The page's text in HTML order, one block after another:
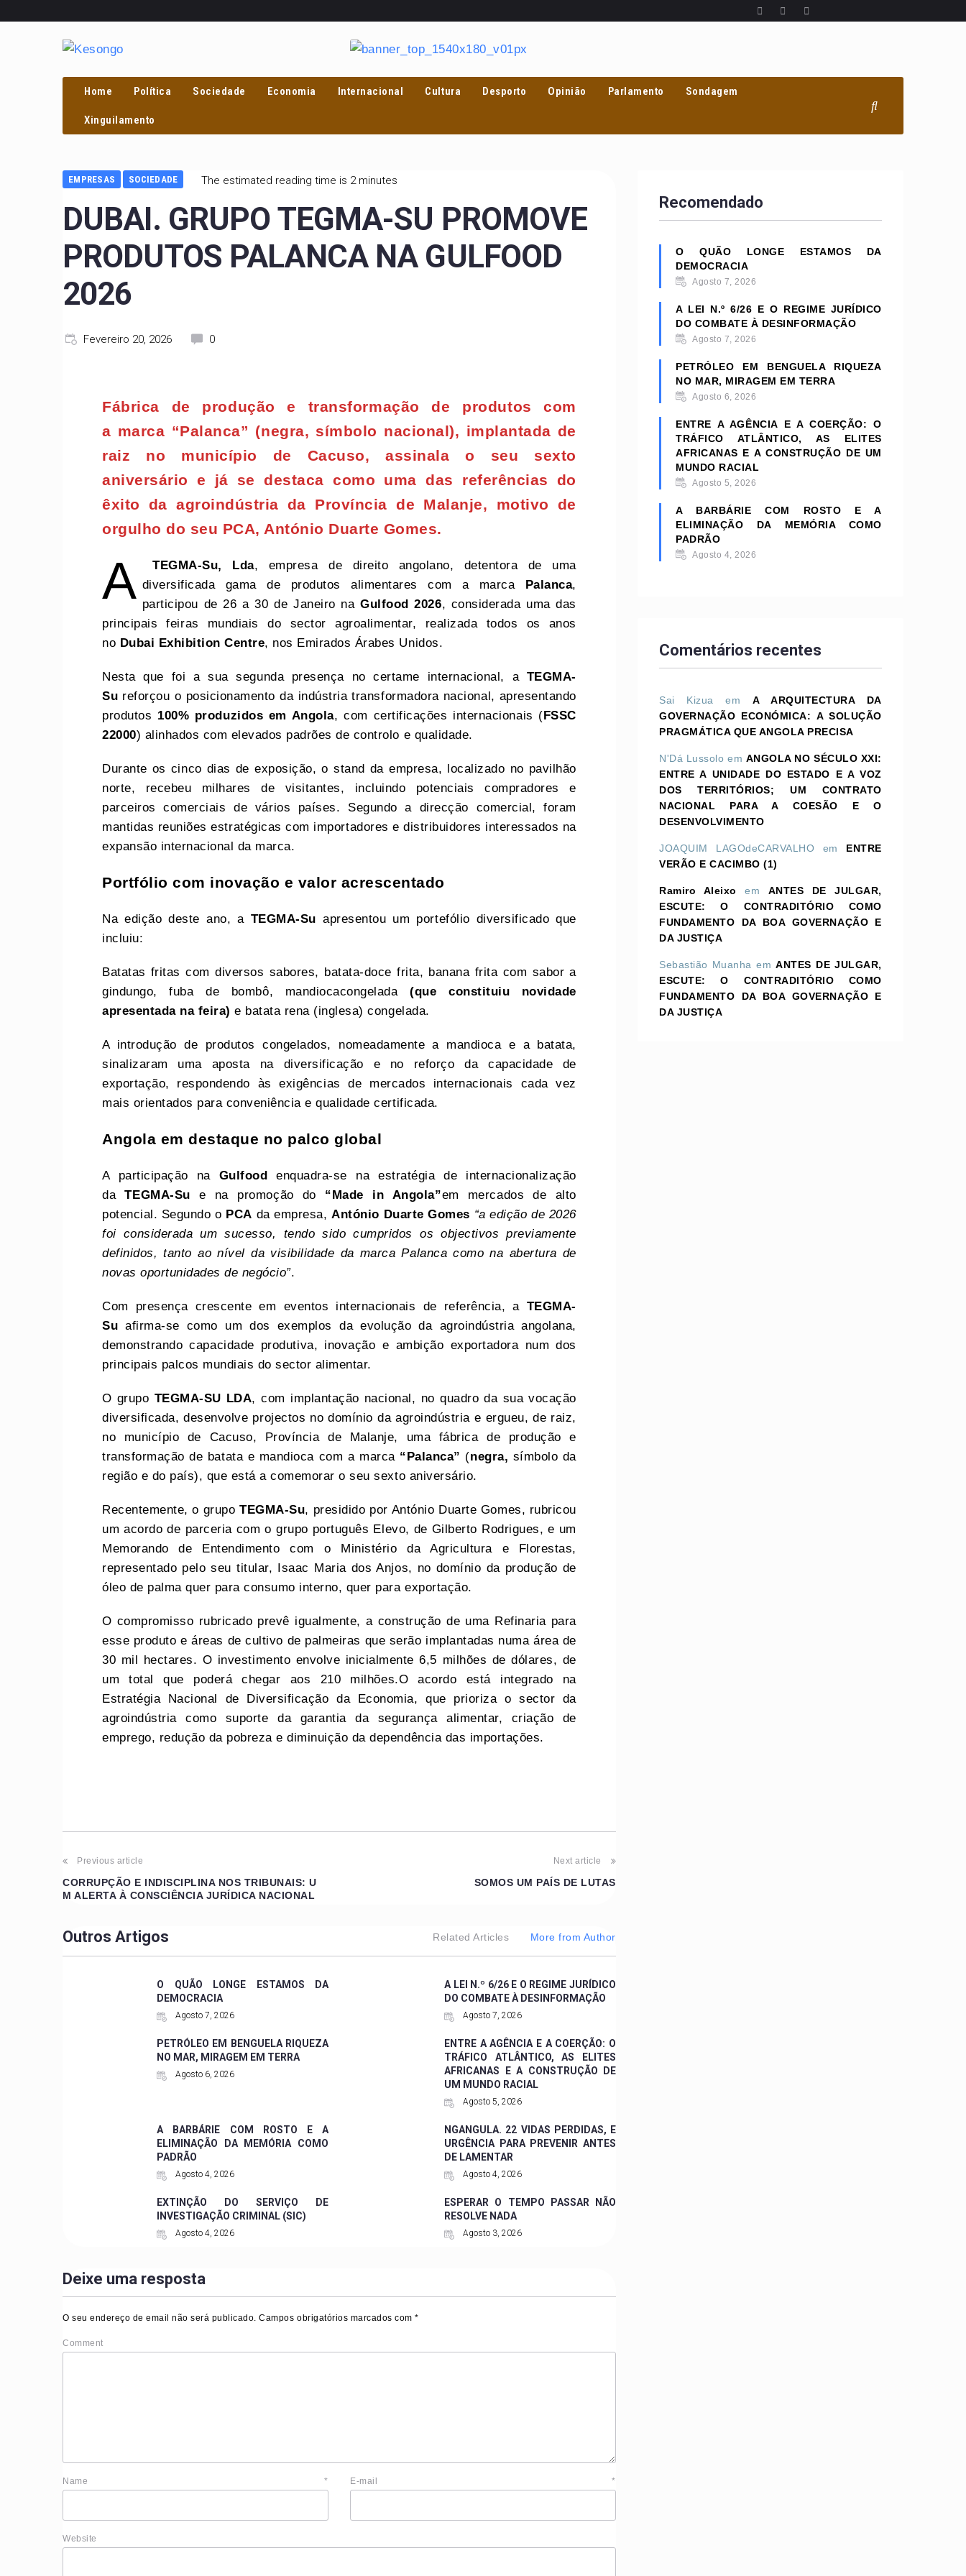
Home Política Sociedade Economia Internacional Cultura Desporto Opinião Parlamento Sondagem
Xinguilamento
EMPRESAS SOCIEDADE The estimated reading time is 2 minutes
DUBAI. GRUPO TEGMA-SU PROMOVE
PRODUTOS PALANCA NA GULFOOD
2026
Fevereiro 20, 2026 0
Fábrica de produção e transformação de produtos com
a marca “Palanca” (negra, símbolo nacional), implantada de
raiz no município de Cacuso, assinala o seu sexto
aniversário e já se destaca como uma das referências do
êxito da agroindústria da Província de Malanje, motivo de
orgulho do seu PCA, António Duarte Gomes.
A TEGMA-Su, Lda, empresa de direito angolano, detentora de uma
diversificada gama de produtos alimentares com a marca Palanca,
participou de 26 a 30 de Janeiro naGulfood 2026, considerada uma das
principais feiras mundiais do sector agroalimentar, realizada todos os anos
no Dubai Exhibition Centre, nos Emirados Árabes Unidos.
Nesta que foi a sua segunda presença no certame internacional, a TEGMA-
Su reforçou o posicionamento da indústria transformadora nacional, apresentando
produtos 100% produzidos em Angola, com certificações internacionais (FSSC
22000) alinhados com elevados padrões de controlo e qualidade.
Durante os cinco dias de exposição, o stand da empresa, localizado no pavilhão
norte, recebeu milhares de visitantes, incluindo potenciais compradores e
parceiros comerciais de vários países. Segundo a direcção comercial, foram
mantidas reuniões estratégicas com importadores e distribuidores interessados na
expansão internacional da marca.
Portfólio com inovação e valor acrescentado
Na edição deste ano, a TEGMA-Su apresentou um portefólio diversificado que
incluiu:
Batatas fritas com diversos sabores, batata-doce frita, banana frita com sabor a
gindungo, fuba de bombô, mandiocacongelada(que constituiu novidade
apresentada na feira) e batata rena (inglesa) congelada.
A introdução de produtos congelados, nomeadamente a mandioca e a batata,
sinalizaram uma aposta na diversificação e no reforço da capacidade de
exportação, respondendo às exigências de mercados internacionais cada vez
mais orientados para conveniência e qualidade certificada.
Angola em destaque no palco global
A participação na Gulfood enquadra-se na estratégia de internacionalização
daTEGMA-Sue na promoção do “Made in Angola”em mercados de alto
potencial. Segundo o PCA da empresa,António Duarte Gomes “a edição de 2026
foi considerada um sucesso, tendo sido cumpridos os objectivos previamente
definidos, tanto ao nível da visibilidade da marca Palanca como na abertura de
novas oportunidades de negócio”.
Com presença crescente em eventos internacionais de referência, a TEGMA-
Su afirma-se como um dos exemplos da evolução da agroindústria angolana,
demonstrando capacidade produtiva, inovação e ambição exportadora num dos
principais palcos mundiais do sector alimentar.
O grupo TEGMA-SU LDA, com implantação nacional, no quadro da sua vocação
diversificada, desenvolve projectos no domínio da agroindústria e ergueu, de raiz,
no município de Cacuso, Província de Malanje, uma fábrica de produção e
transformação de batata e mandioca com a marca “Palanca” (negra, símbolo da
região e do país), que está a comemorar o seu sexto aniversário.
Recentemente, o grupoTEGMA-Su, presidido por António Duarte Gomes, rubricou
um acordo de parceria com o grupo português Elevo, de Gilberto Rodrigues, e um
Memorando de Entendimento com o Ministério da Agricultura e Florestas,
representado pelo seu titular, Isaac Maria dos Anjos, no domínio da produção de
óleo de palma quer para consumo interno, quer para exportação.
O compromisso rubricado prevê igualmente, a construção de uma Refinaria para
esse produto e áreas de cultivo de palmeiras que serão implantadas numa área de
30 mil hectares. O investimento envolve inicialmente 6,5 milhões de dólares, de
um total que poderá chegar aos 210 milhões.O acordo está integrado na
Estratégia Nacional de Diversificação da Economia, que prioriza o sector da
agroindústria como suporte da garantia da segurança alimentar, criação de
emprego, redução da pobreza e diminuição da dependência das importações.
Previous article
CORRUPÇÃO E INDISCIPLINA NOS TRIBUNAIS: U
M ALERTA À CONSCIÊNCIA JURÍDICA NACIONAL
Next article
SOMOS UM PAÍS DE LUTAS
Outros Artigos Related Articles More from Author
O QUÃO LONGE ESTAMOS DA
DEMOCRACIA
Agosto 7, 2026
A LEI N.º 6/26 E O REGIME JURÍDICO
DO COMBATE À DESINFORMAÇÃO
Agosto 7, 2026
PETRÓLEO EM BENGUELA RIQUEZA
NO MAR, MIRAGEM EM TERRA
Agosto 6, 2026
ENTRE A AGÊNCIA E A COERÇÃO: O
TRÁFICO ATLÂNTICO, AS ELITES
AFRICANAS E A CONSTRUÇÃO DE
UM MUNDO RACIAL
Agosto 5, 2026
A BARBÁRIE COM ROSTO E A
ELIMINAÇÃO DA MEMÓRIA COMO
PADRÃO
Agosto 4, 2026
NGANGULA. 22 VIDAS PERDIDAS, E
URGÊNCIA PARA PREVENIR ANTES
DE LAMENTAR
Agosto 4, 2026
EXTINÇÃO DO SERVIÇO DE
INVESTIGAÇÃO CRIMINAL (SIC)
Agosto 4, 2026
ESPERAR O TEMPO PASSAR NÃO
RESOLVE NADA
Agosto 3, 2026
Deixe uma resposta
O seu endereço de email não será publicado. Campos obrigatórios marcados com*
Comment
Name* E-mail*
Website
Recomendado
O QUÃO LONGE ESTAMOS DA
DEMOCRACIA
Agosto 7, 2026
A LEI N.º 6/26 E O REGIME JURÍDICO
DO COMBATE À DESINFORMAÇÃO
Agosto 7, 2026
PETRÓLEO EM BENGUELA RIQUEZA
NO MAR, MIRAGEM EM TERRA
Agosto 6, 2026
ENTRE A AGÊNCIA E A COERÇÃO: O
TRÁFICO ATLÂNTICO, AS ELITES
AFRICANAS E A CONSTRUÇÃO DE UM
MUNDO RACIAL
Agosto 5, 2026
A BARBÁRIE COM ROSTO E A
ELIMINAÇÃO DA MEMÓRIA COMO
PADRÃO
Agosto 4, 2026
Comentários recentes
Sai Kizua emA ARQUITECTURA DA
GOVERNAÇÃO ECONÓMICA: A SOLUÇÃO
PRAGMÁTICA QUE ANGOLA PRECISA
N'Dá Lussolo em ANGOLA NO SÉCULO XXI:
ENTRE A UNIDADE DO ESTADO E A VOZ
DOS TERRITÓRIOS; UM CONTRATO
NACIONAL PARA A COESÃO E O
DESENVOLVIMENTO
JOAQUIM LAGOdeCARVALHO em ENTRE
VERÃO E CACIMBO (1)
Ramiro Aleixo em ANTES DE JULGAR,
ESCUTE: O CONTRADITÓRIO COMO
FUNDAMENTO DA BOA GOVERNAÇÃO E
DA JUSTIÇA
Sebastião Muanha emANTES DE JULGAR,
ESCUTE: O CONTRADITÓRIO COMO
FUNDAMENTO DA BOA GOVERNAÇÃO E
DA JUSTIÇA